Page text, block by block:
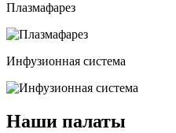
Плазмафарез
Инфузионная система
Наши палаты